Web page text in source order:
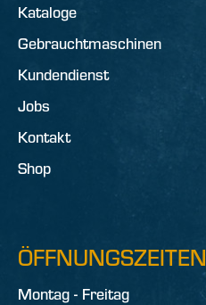
Kataloge
Gebrauchtmaschinen
Kundendienst
Jobs
Kontakt
Shop
ÖFFNUNGSZEITEN
Montag - Freitag